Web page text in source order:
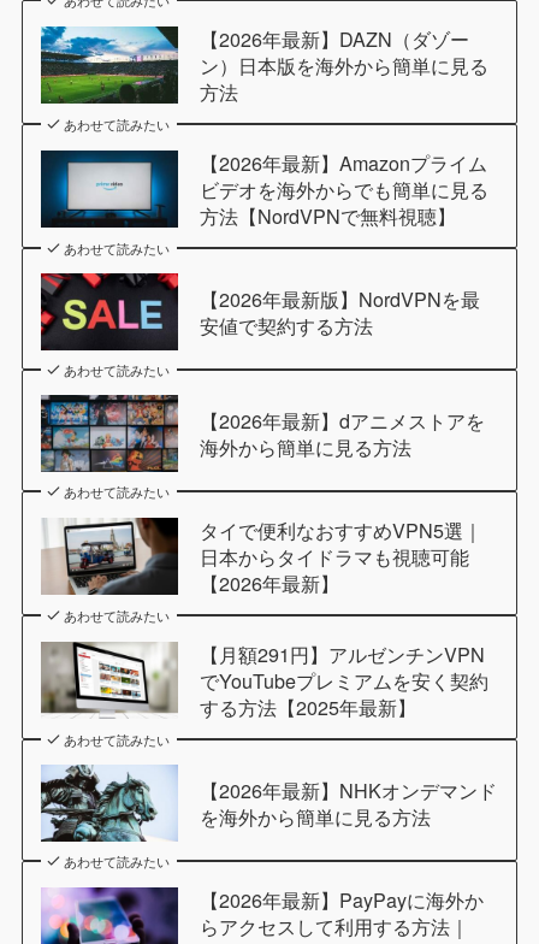
【2026年最新】DAZN（ダゾー
ン）日本版を海外から簡単に見る
方法
あわせて読みたい
【2026年最新】Amazonプライム
ビデオを海外からでも簡単に見る
方法【NordVPNで無料視聴】
あわせて読みたい
【2026年最新版】NordVPNを最
安値で契約する方法
あわせて読みたい
【2026年最新】dアニメストアを
海外から簡単に見る方法
あわせて読みたい
タイで便利なおすすめVPN5選｜
日本からタイドラマも視聴可能
【2026年最新】
あわせて読みたい
【月額291円】アルゼンチンVPN
でYouTubeプレミアムを安く契約
する方法【2025年最新】
あわせて読みたい
【2026年最新】NHKオンデマンド
を海外から簡単に見る方法
あわせて読みたい
【2026年最新】PayPayに海外か
らアクセスして利用する方法｜